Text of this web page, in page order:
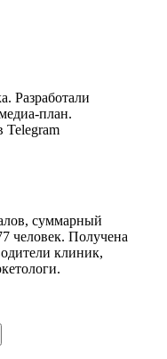
Разработали
план.
Telegram
суммарный
человек. Получена
клиник,